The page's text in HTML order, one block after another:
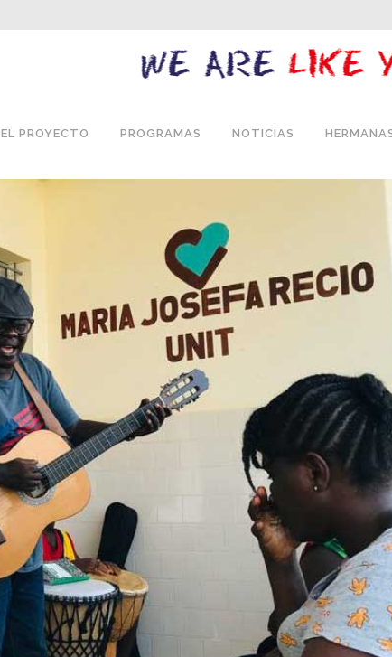
EL PROYECTO PROGRAMAS NOTICIAS